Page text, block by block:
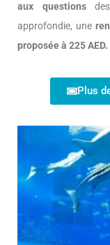
aux questionsdes
approfondie, une
proposée à 225 AED.
Plus